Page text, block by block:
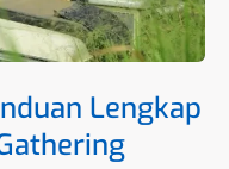
Lengkap